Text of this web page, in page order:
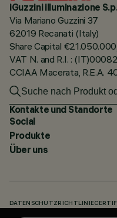
iGuzzini illuminazione
Via Mariano Guzzini 37
62019 Recanati (Italy)
Share Capital
VAT N. and R.I. :
CCIAA Macerata, R.E.A.
Kontakte und Standorte
Social
Produkte
Über uns
DATENSCHUTZRICHTLINIE